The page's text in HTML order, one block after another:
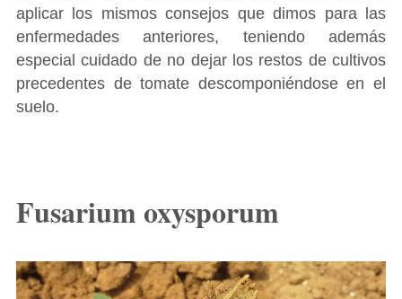
aplicar los mismos consejos que dimos para las
enfermedades anteriores, teniendo además
especial cuidado de no dejar los restos de cultivos
precedentes de tomate descomponiéndose en el
suelo.
Fusarium oxysporum